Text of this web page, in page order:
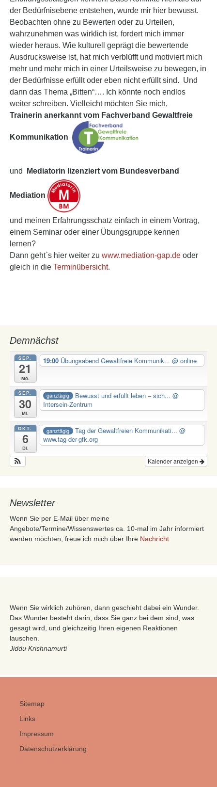
der Bedürfnisebene entstehen, wurde mir hier bewusst.
Beobachten ohne zu Bewerten oder zu Urteilen,
wahrzunehmen was wirklich ist, fordert mich immer
wieder heraus. Wie kulturell geprägt die bewertende
Ausdrucksweise ist, hat mich verblüfft und motiviert mich
mehr und mehr mich in einer Urteilsweise zu bewegen, in
der Bedürfnisse erfüllt oder eben nicht erfüllt sind. Und
dann das Thema „Bitten“…. Ich könnte noch endlos
weiter schreiben. Vielleicht möchten Sie mich,
Trainerin anerkannt vom Fachverband Gewaltfreie
Kommunikation
und Mediatorin lizenziert vom Bundesverband
Mediation
und meinen Erfahrungsschatz einfach in einem Vortrag,
einem Seminar oder einer Übungsgruppe kennen
lernen?
Dann geht`s hier weiter zu www.mediation-gap.de oder
gleich in die Terminübersicht.
Demnächst
SEP.
21
Mo.
19:00 Übungsabend Gewaltfreie Kommunik... @ online
SEP.
30
Mi.
ganztägig Bewusst und erfüllt leben – sich...@
Intersein-Zentrum
OKT.
6
Di.
ganztägig Tag der Gewaltfreien Kommunikati...@
www.tag-der-gfk.org
Kalender anzeigen
Newsletter
Wenn Sie per E-Mail über meine
Angebote/Termine/Wissenswertes ca. 10-mal im Jahr informiert
werden möchten, freue ich mich über Ihre Nachricht
Wenn Sie wirklich zuhören, dann geschieht dabei ein Wunder.
Das Wunder besteht darin, dass Sie ganz bei dem sind, was
gesagt wird, und gleichzeitig Ihren eigenen Reaktionen
lauschen.
Jiddu Krishnamurti
Sitemap
Links
Impressum
Datenschutzerklärung